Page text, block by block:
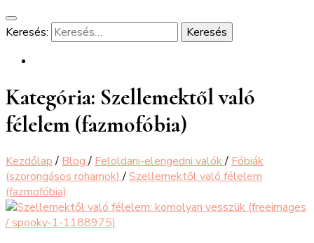
Keresés:
Kategória: Szellemektől való
félelem (fazmofóbia)
Kezdőlap / Blog/ Feloldani-elengedni valók/ Fóbiák
(szorongásos rohamok)/Szellemektől való félelem
(fazmofóbia)